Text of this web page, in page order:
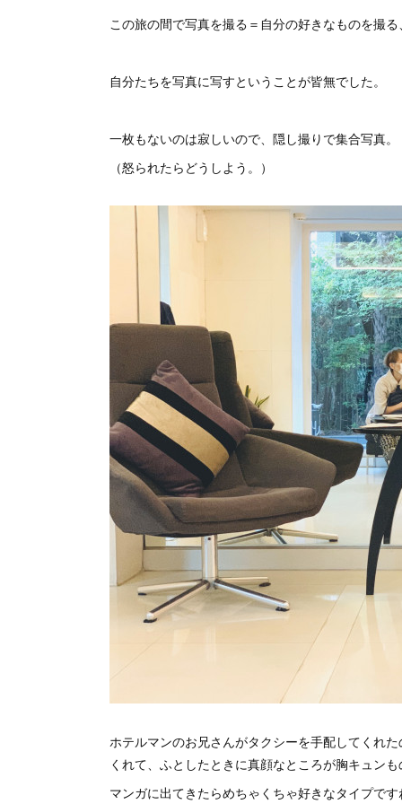
この旅の間で写真を撮る＝自分の好きなものを撮
自分たちを写真に写すということが皆無でした。
一枚もないのは寂しいので、隠し撮りで集合写真。
（怒られたらどうしよう。）
ホテルマンのお兄さんがタクシーを手配してくれ
くれて、ふとしたときに真顔なところが胸キュン
マンガに出てきたらめちゃくちゃ好きなタイプで